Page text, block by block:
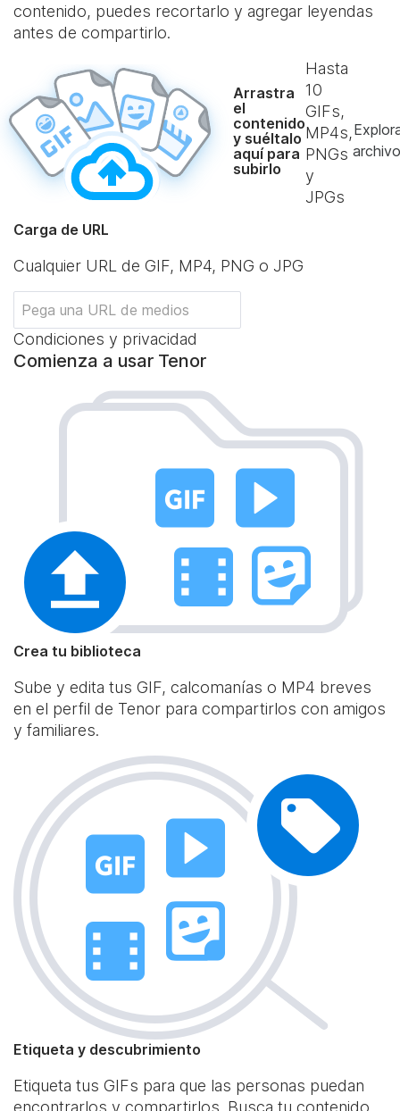
contenido, puedes recortarlo y agregar leyendas
antes de compartirlo.
Arrastra
el
contenido
y suéltalo
aquí para
subirlo
Hasta
10
GIFs,
MP4s,
PNGs
y
JPGs
Carga de URL
Cualquier URL de GIF, MP4, PNG o JPG
Condiciones y privacidad
Comienza a usar Tenor
Crea tu biblioteca
Sube y edita tus GIF, calcomanías o MP4 breves
en el perfil de Tenor para compartirlos con amigos
y familiares.
Etiqueta y descubrimiento
Etiqueta tus GIFs para que las personas puedan
encontrarlos y compartirlos. Busca tu contenido